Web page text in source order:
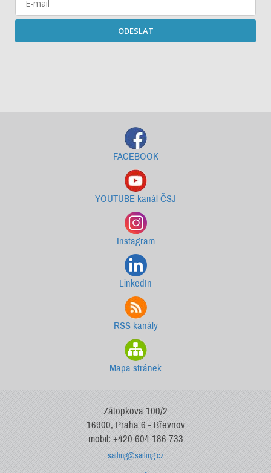
ODESLAT
FACEBOOK
YOUTUBE kanál ČSJ
Instagram
LinkedIn
RSS kanály
Mapa stránek
Zátopkova 100/2
16900, Praha 6 - Břevnov
mobil: +420 604 186 733
sailing@sailing.cz